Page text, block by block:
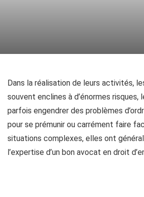
Dans la réalisation de leurs activités,
souvent enclines à d’énormes risques,
parfois engendrer des problèmes
pour se prémunir ou carrément faire
situations complexes, elles ont
l’expertise d’un bon avocat en droit